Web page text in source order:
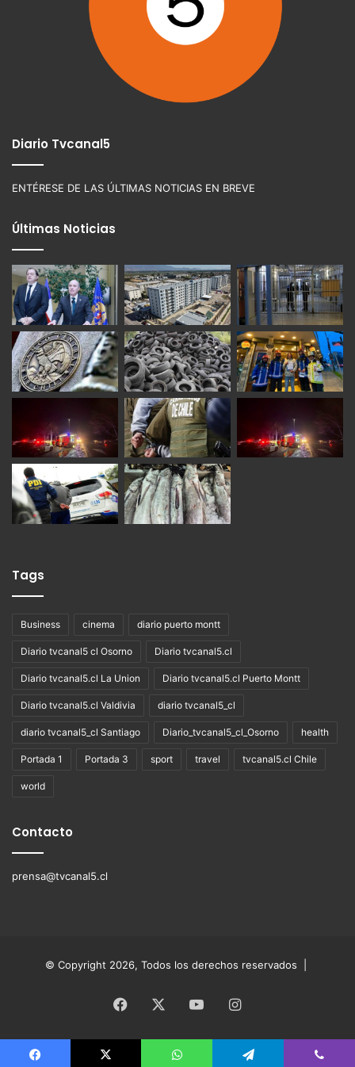
Diario Tvcanal5
ENTÉRESE DE LAS ÚLTIMAS NOTICIAS EN BREVE
Últimas Noticias
Tags
Business cinema diario puerto montt
Diario tvcanal5 cl Osorno Diario tvcanal5.cl
Diario tvcanal5.cl La Union Diario tvcanal5.cl Puerto Montt
Diario tvcanal5.cl Valdivia diario tvcanal5_cl
diario tvcanal5_cl Santiago Diario_tvcanal5_cl_Osorno health
Portada 1 Portada 3 sport travel tvcanal5.cl Chile
world
Contacto
prensa@tvcanal5.cl
© Copyright 2026, Todos los derechos reservados |
Facebook YouTubeInstagram